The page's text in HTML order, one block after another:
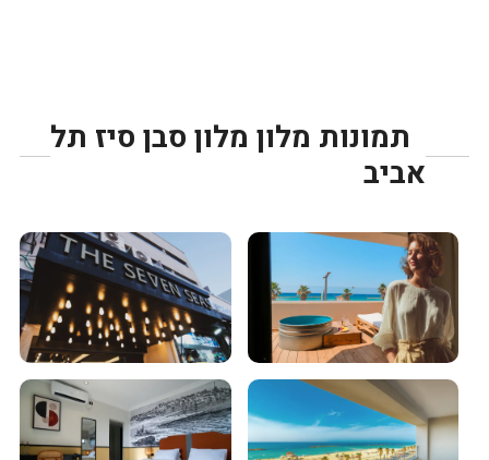
תמונות מלון מלון סבן סיז תל
אביב